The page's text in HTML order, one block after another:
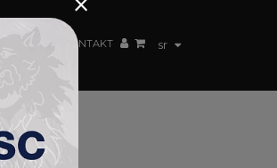
sr
KONTAKT